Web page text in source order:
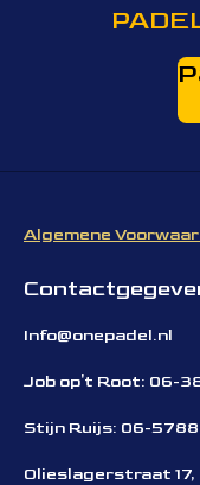
Algemene
Info@onepadel.nl
Job op't Root: 06-
Stijn Ruijs: 06-
Olieslagerstraat 17,